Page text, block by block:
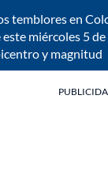
temblores en
este miércoles 5
y magnitud